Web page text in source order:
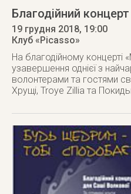
Благодійний
19 грудня 2018, 19:00
Клуб «Picasso»
На благодійному
yзавершення однієї з
волонтерами та гостями
Хрущі, Troye Zillia та